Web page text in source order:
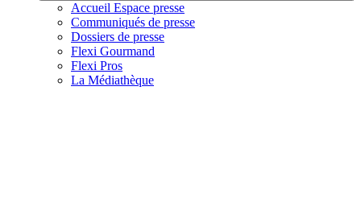
Accueil Espace presse
Communiqués de presse
Dossiers de presse
Flexi Gourmand
Flexi Pros
La Médiathèque